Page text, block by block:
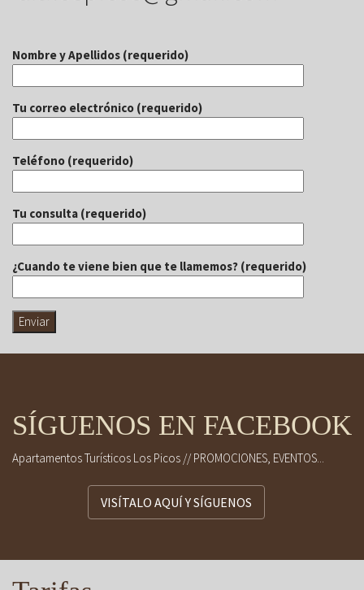
Nombre y Apellidos (requerido)
Tu correo electrónico (requerido)
Teléfono (requerido)
Tu consulta (requerido)
¿Cuando te viene bien que te llamemos? (requerido)
SÍGUENOS EN FACEBOOK
Apartamentos Turísticos Los Picos // PROMOCIONES, EVENTOS...
VISÍTALO AQUÍ Y SÍGUENOS